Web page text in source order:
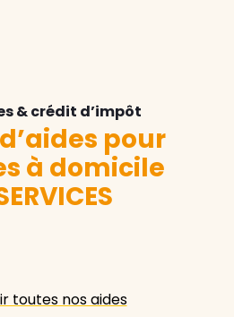
& crédit d’impôt
pour
à domicile
toutes nos aides